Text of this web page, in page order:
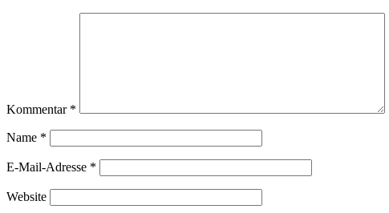
Kommentar *
Name *
E-Mail-Adresse *
Website